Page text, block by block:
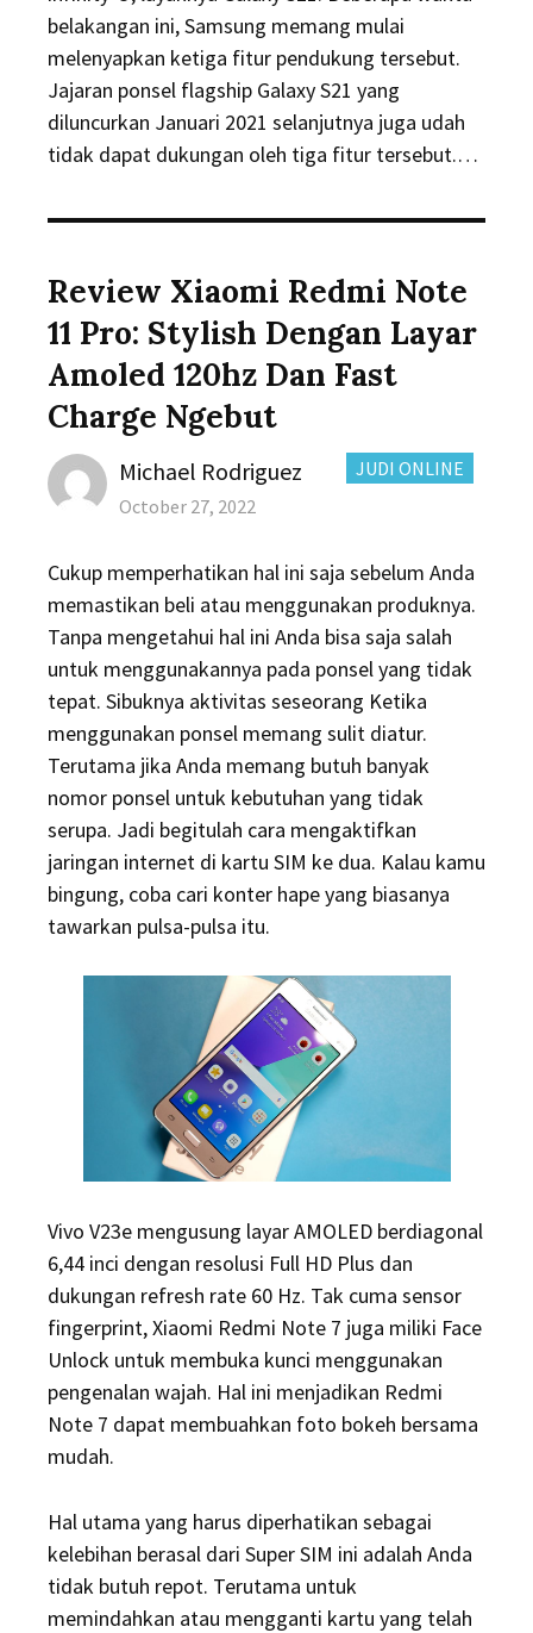
belakangan ini, Samsung memang mulai
melenyapkan ketiga fitur pendukung tersebut.
Jajaran ponsel flagship Galaxy S21 yang
diluncurkan Januari 2021 selanjutnya juga udah
tidak dapat dukungan oleh tiga fitur tersebut.…
Review Xiaomi Redmi Note
11 Pro: Stylish Dengan Layar
Amoled 120hz Dan Fast
Charge Ngebut
CATEGORIES:
JUDI ONLINE
Author
Michael Rodriguez
Posted
October 27, 2022
Cukup memperhatikan hal ini saja sebelum Anda
memastikan beli atau menggunakan produknya.
Tanpa mengetahui hal ini Anda bisa saja salah
untuk menggunakannya pada ponsel yang tidak
tepat. Sibuknya aktivitas seseorang Ketika
menggunakan ponsel memang sulit diatur.
Terutama jika Anda memang butuh banyak
nomor ponsel untuk kebutuhan yang tidak
serupa. Jadi begitulah cara mengaktifkan
jaringan internet di kartu SIM ke dua. Kalau kamu
bingung, coba cari konter hape yang biasanya
tawarkan pulsa-pulsa itu.
Vivo V23e mengusung layar AMOLED berdiagonal
6,44 inci dengan resolusi Full HD Plus dan
dukungan refresh rate 60 Hz. Tak cuma sensor
fingerprint, Xiaomi Redmi Note 7 juga miliki Face
Unlock untuk membuka kunci menggunakan
pengenalan wajah. Hal ini menjadikan Redmi
Note 7 dapat membuahkan foto bokeh bersama
mudah.
Hal utama yang harus diperhatikan sebagai
kelebihan berasal dari Super SIM ini adalah Anda
tidak butuh repot. Terutama untuk
memindahkan atau mengganti kartu yang telah